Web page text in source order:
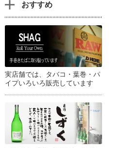
おすすめ
実店舗では、タバコ・葉巻・パ
イプいろいろ販売しています